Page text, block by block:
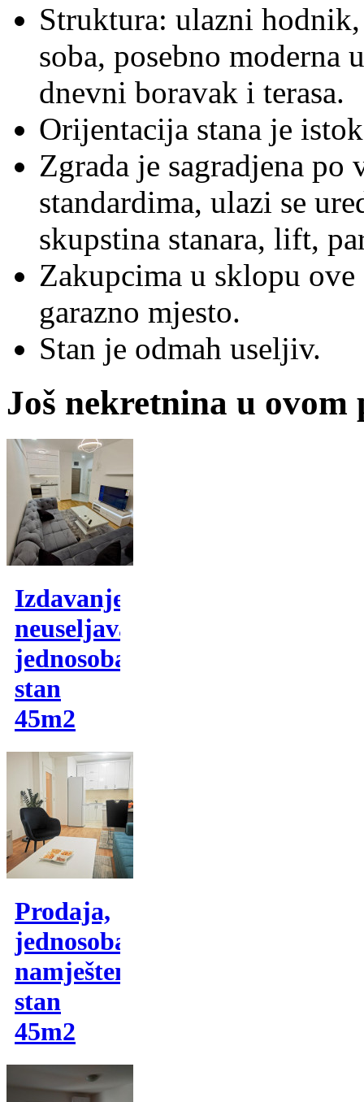
Struktura: ulazni
soba, posebno
dnevni boravak i terasa.
Orijentacija stana je
Zgrada je sagradjena
standardima, ulazi se
skupstina stanara, lift,
Zakupcima u sklopu
garazno mjesto.
Stan je odmah useljiv.
Još nekretnina u ovom
Izdavanje,
neuseljavan
jednosoban
stan
45m2
Prodaja,
jednosoban
namješten
stan
45m2